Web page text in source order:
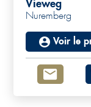
Vieweg
Nuremberg
Voir le